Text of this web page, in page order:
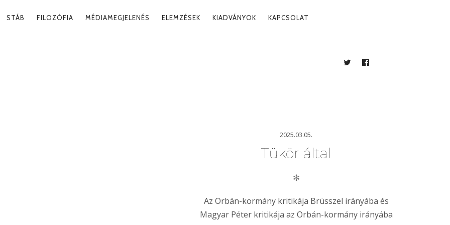
STÁB FILOZÓFIA MÉDIAMEGJELENÉS ELEMZÉSEK KIADVÁNYOK KAPCSOLAT
TWITTERFACEBOOK
2025.03.05.
Tükör által
✻
Az Orbán-kormány kritikája Brüsszel irányába és
Magyar Péter kritikája az Orbán-kormány irányába